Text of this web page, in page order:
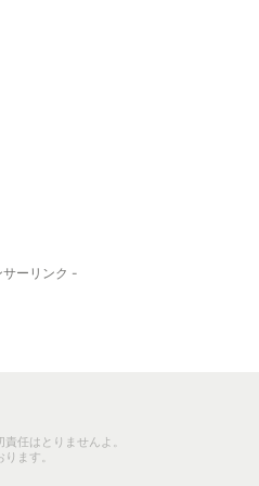
ーリンク -
任はとりませんよ。
ます。